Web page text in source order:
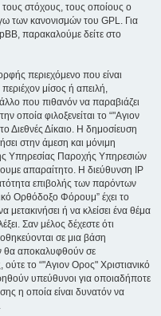
τους στόχους, τους οποίους ο
των κανονισμών του GPL. Για
παρακαλούμε δείτε στο
περιεχόμενο που είναι
μίσος ή απειλή,
που πιθανόν να παραβιάζει
οποία φιλοξενείται το “"Αγιον
Διεθνές Δίκαιο. Η δημοσίευση
στην άμεση και μόνιμη
Υπηρεσίας Παροχής Υπηρεσιών
απαραίτητο. Η διεύθυνση IP
επιβολής των παρόντων
Ορθόδοξο Φόρουμ” έχει το
μετακινήσει ή να κλείσει ένα θέμα
Σαν μέλος δέχεστε ότι
σε μια βάση
θα αποκαλυφθούν σε
το “"Αγιον Ορος" Χριστιανικό
υπεύθυνοι για οποιαδήποτε
η οποία είναι δυνατόν να